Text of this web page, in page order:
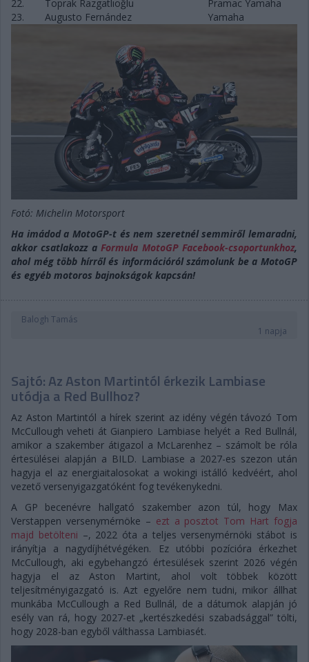
22. Toprak Razgatlıoğlu
Pramac Yamaha
23.
Augusto Fernández Yamaha
Fotó: Michelin Motorsport
Ha imádod a MotoGP-t és nem szeretnél semmiről lemaradni,
akkor csatlakozz a Formula MotoGP Facebook-csoportunkhoz,
ahol még több hírről és információról számolunk be a MotoGP
és egyéb motoros bajnokságok kapcsán!
Balogh Tamás
1 napja
Sajtó: Az Aston Martintól érkezik Lambiase
utódja a Red Bullhoz?
Az Aston Martintól a hírek szerint az idény végén távozó Tom
McCullough veheti át Gianpiero Lambiase helyét a Red Bullnál,
amikor a szakember átigazol a McLarenhez – számolt be róla
értesülései alapján a BILD. Lambiase a 2027-es szezon után
hagyja el az energiaitalosokat a wokingi istálló kedvéért, ahol
vezető versenyigazgatóként fog tevékenykedni.
A GP becenévre hallgató szakember azon túl, hogy Max
Verstappen versenymérnöke – ezt a posztot Tom Hart fogja
majd betölteni –, 2022 óta a teljes versenymérnöki stábot is
irányítja a nagydíjhétvégéken. Ez utóbbi pozícióra érkezhet
McCullough, aki egybehangzó értesülések szerint 2026 végén
hagyja el az Aston Martint, ahol volt többek között
teljesítményigazgató is. Azt egyelőre nem tudni, mikor állhat
munkába McCullough a Red Bullnál, de a dátumok alapján jó
esély van rá, hogy 2027-et „kertészkedési szabadsággal” tölti,
hogy 2028-ban egyből válthassa Lambiasét.